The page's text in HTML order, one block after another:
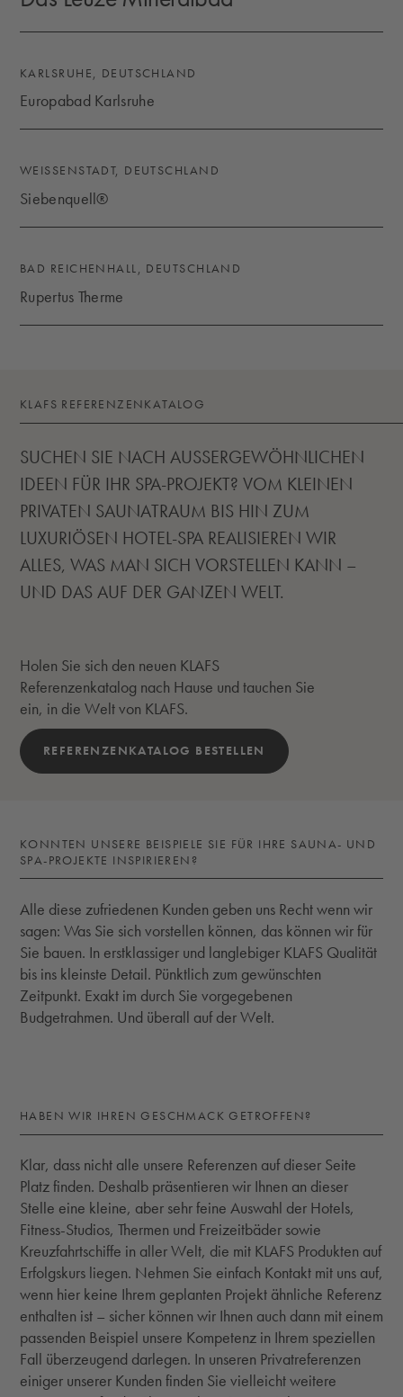
KARLSRUHE, DEUTSCHLAND
Europabad Karlsruhe
WEISSENSTADT, DEUTSCHLAND
Siebenquell®
BAD REICHENHALL, DEUTSCHLAND
Rupertus Therme
KLAFS REFERENZENKATALOG
SUCHEN SIE NACH AUSSERGEWÖHNLICHEN
IDEEN FÜR IHR SPA-PROJEKT? VOM KLEINEN
PRIVATEN SAUNATRAUM BIS HIN ZUM
LUXURIÖSEN HOTEL-SPA REALISIEREN WIR
ALLES, WAS MAN SICH VORSTELLEN KANN –
UND DAS AUF DER GANZEN WELT.
Holen Sie sich den neuen KLAFS
Referenzenkatalog nach Hause und tauchen Sie
ein, in die Welt von KLAFS.
REFERENZENKATALOG BESTELLEN
KONNTEN UNSERE BEISPIELE SIE FÜR IHRE SAUNA- UND
SPA-PROJEKTE INSPIRIEREN?
Alle diese zufriedenen Kunden geben uns Recht wenn wir
sagen: Was Sie sich vorstellen können, das können wir für
Sie bauen. In erstklassiger und langlebiger KLAFS Qualität
bis ins kleinste Detail. Pünktlich zum gewünschten
Zeitpunkt. Exakt im durch Sie vorgegebenen
Budgetrahmen. Und überall auf der Welt.
HABEN WIR IHREN GESCHMACK GETROFFEN?
Klar, dass nicht alle unsere Referenzen auf dieser Seite
Platz finden. Deshalb präsentieren wir Ihnen an dieser
Stelle eine kleine, aber sehr feine Auswahl der Hotels,
Fitness-Studios, Thermen und Freizeitbäder sowie
Kreuzfahrtschiffe in aller Welt, die mit KLAFS Produkten auf
Erfolgskurs liegen. Nehmen Sie einfach Kontakt mit uns auf,
wenn hier keine Ihrem geplanten Projekt ähnliche Referenz
enthalten ist – sicher können wir Ihnen auch dann mit einem
passenden Beispiel unsere Kompetenz in Ihrem speziellen
Fall überzeugend darlegen. In unseren Privatreferenzen
einiger unserer Kunden finden Sie vielleicht weitere